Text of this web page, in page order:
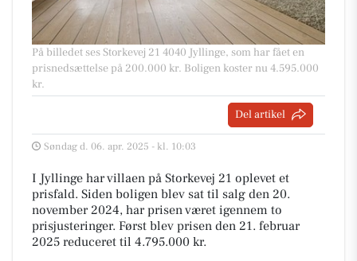
På billedet ses Storkevej 21 4040 Jyllinge, som har fået en
prisnedsættelse på 200.000 kr. Boligen koster nu 4.595.000
kr.
Del artikel
Søndag d. 06. apr. 2025 - kl. 10:03
I Jyllinge har villaen på Storkevej 21 oplevet et
prisfald. Siden boligen blev sat til salg den 20.
november 2024, har prisen været igennem to
prisjusteringer. Først blev prisen den 21. februar
2025 reduceret til 4.795.000 kr.